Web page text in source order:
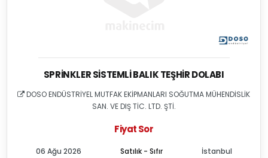
SPRINKLER SISTEMLI BALIK TEŞHIR DOLABI
DOSO ENDÜSTRİYEL MUTFAK EKİPMANLARI SOĞUTMA MÜHENDİSLİK
SAN. VE DIŞ TİC. LTD. ŞTİ.
Fiyat Sor
Satılık - Sıfır
06 Ağu 2026 İstanbul